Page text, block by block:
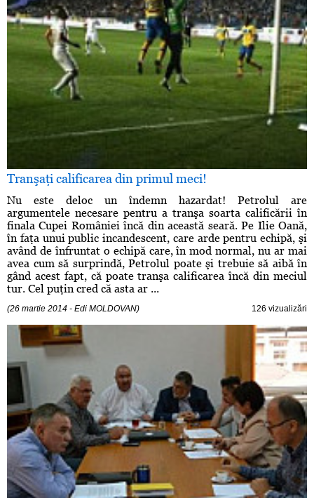
Tranşaţi calificarea din primul meci!
Nu este deloc un îndemn hazardat! Petrolul are
argumentele necesare pentru a tranşa soarta calificării în
finala Cupei României încă din această seară. Pe Ilie Oană,
în faţa unui public incandescent, care arde pentru echipă, şi
având de înfruntat o echipă care, în mod normal, nu ar mai
avea cum să surprindă, Petrolul poate şi trebuie să aibă în
gând acest fapt, că poate tranşa calificarea încă din meciul
tur. Cel puţin cred că asta ar ...
(26 martie 2014 - Edi MOLDOVAN) 126 vizualizări